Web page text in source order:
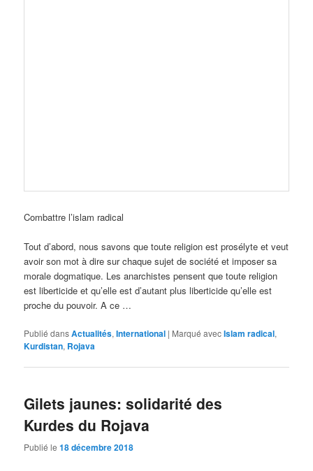
Combattre l’islam radical
Tout d’abord, nous savons que toute religion est prosélyte et veut
avoir son mot à dire sur chaque sujet de société et imposer sa
morale dogmatique. Les anarchistes pensent que toute religion
est liberticide et qu’elle est d’autant plus liberticide qu’elle est
proche du pouvoir. A ce …
Publié dansActualités,International | Marqué avecIslam radical,
Kurdistan, Rojava
Gilets jaunes: solidarité des
Kurdes du Rojava
Publié le18 décembre 2018